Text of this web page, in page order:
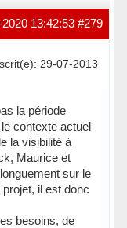
#279
13:42:53
29-07-2013
la période
contexte actuel
la visibilité à
Maurice et
sur le
il est donc
besoins, de